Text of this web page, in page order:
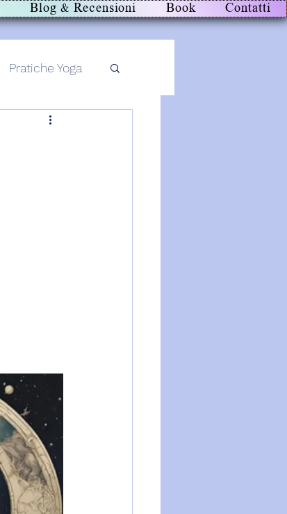
Blog & Recensioni Book Contatti
Pratiche Yoga